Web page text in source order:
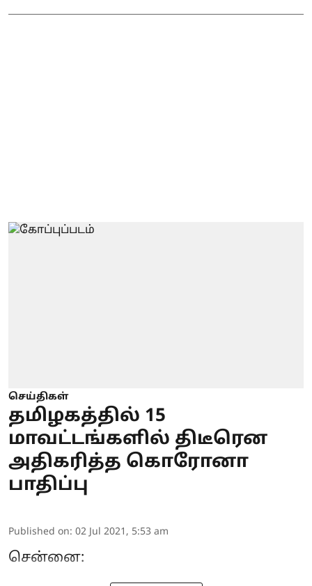
செய்திகள்
தமிழகத்தில் 15
மாவட்டங்களில் திடீரென
அதிகரித்த கொரோனா
பாதிப்பு
Published on: 02 Jul 2021, 5:53 am
சென்னை: